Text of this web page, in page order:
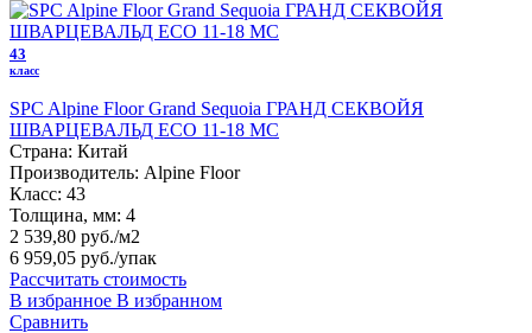
43
класс
SPC Alpine Floor Grand Sequoia ГРАНД СЕКВОЙЯ
ШВАРЦЕВАЛЬД ECO 11-18 MC
Страна: Китай
Производитель: Alpine Floor
Класс: 43
Толщина, мм: 4
2 539,80 руб./м2
6 959,05 руб./упак
Рассчитать стоимость
В избранное В избранном
Сравнить